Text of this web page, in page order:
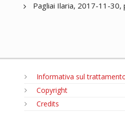
Pagliai Ilaria, 2017-11-30,
Informativa sul
Copyright
Credits